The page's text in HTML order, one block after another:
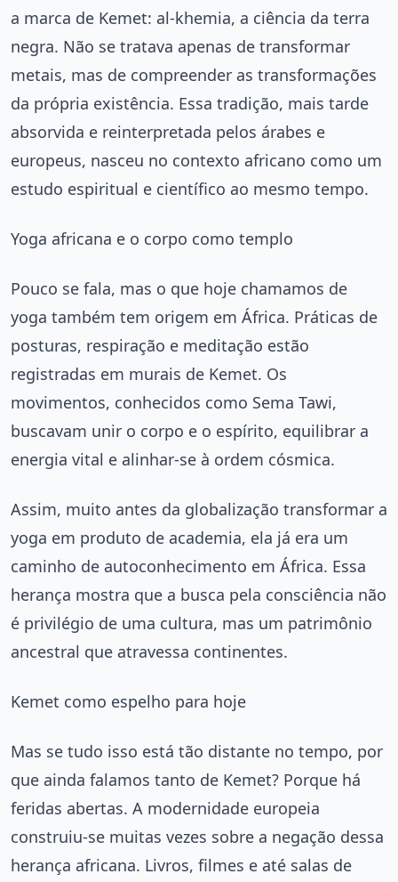
a marca de Kemet: al-khemia, a ciência da terra
negra. Não se tratava apenas de transformar
metais, mas de compreender as transformações
da própria existência. Essa tradição, mais tarde
absorvida e reinterpretada pelos árabes e
europeus, nasceu no contexto africano como um
estudo espiritual e científico ao mesmo tempo.
Yoga africana e o corpo como templo
Pouco se fala, mas o que hoje chamamos de
yoga também tem origem em África. Práticas de
posturas, respiração e meditação estão
registradas em murais de Kemet. Os
movimentos, conhecidos como Sema Tawi,
buscavam unir o corpo e o espírito, equilibrar a
energia vital e alinhar-se à ordem cósmica.
Assim, muito antes da globalização transformar a
yoga em produto de academia, ela já era um
caminho de autoconhecimento em África. Essa
herança mostra que a busca pela consciência não
é privilégio de uma cultura, mas um patrimônio
ancestral que atravessa continentes.
Kemet como espelho para hoje
Mas se tudo isso está tão distante no tempo, por
que ainda falamos tanto de Kemet? Porque há
feridas abertas. A modernidade europeia
construiu-se muitas vezes sobre a negação dessa
herança africana. Livros, filmes e até salas de